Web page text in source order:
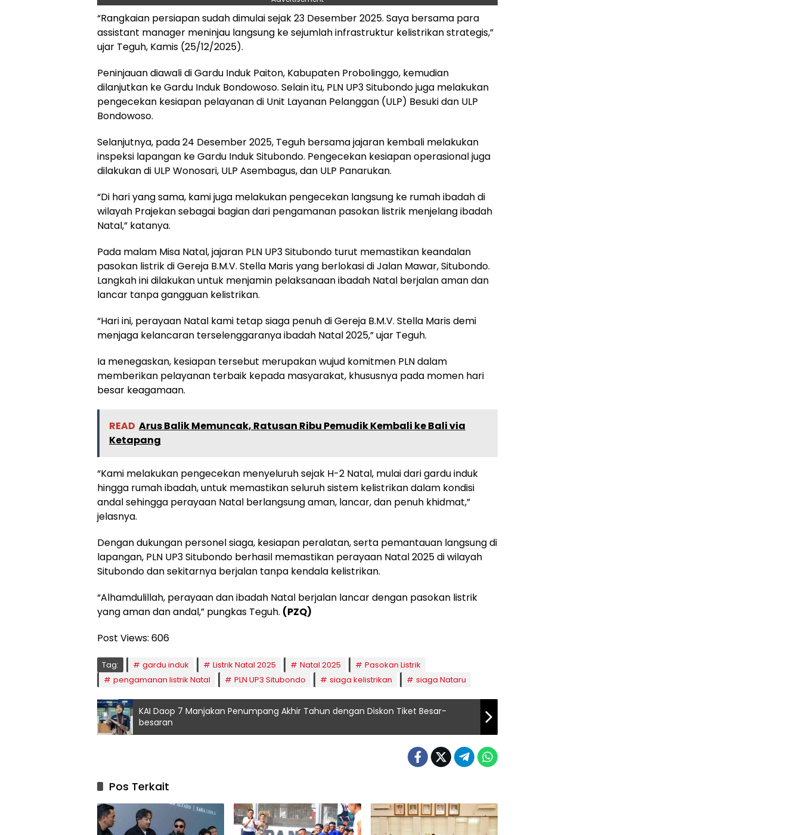
“Rangkaian persiapan sudah dimulai sejak 23 Desember 2025. Saya bersama para
assistant manager meninjau langsung ke sejumlah infrastruktur kelistrikan strategis,”
ujar Teguh, Kamis (25/12/2025).
Peninjauan diawali di Gardu Induk Paiton, Kabupaten Probolinggo, kemudian
dilanjutkan ke Gardu Induk Bondowoso. Selain itu, PLN UP3 Situbondo juga melakukan
pengecekan kesiapan pelayanan di Unit Layanan Pelanggan (ULP) Besuki dan ULP
Bondowoso.
Selanjutnya, pada 24 Desember 2025, Teguh bersama jajaran kembali melakukan
inspeksi lapangan ke Gardu Induk Situbondo. Pengecekan kesiapan operasional juga
dilakukan di ULP Wonosari, ULP Asembagus, dan ULP Panarukan.
“Di hari yang sama, kami juga melakukan pengecekan langsung ke rumah ibadah di
wilayah Prajekan sebagai bagian dari pengamanan pasokan listrik menjelang ibadah
Natal,” katanya.
Pada malam Misa Natal, jajaran PLN UP3 Situbondo turut memastikan keandalan
pasokan listrik di Gereja B.M.V. Stella Maris yang berlokasi di Jalan Mawar, Situbondo.
Langkah ini dilakukan untuk menjamin pelaksanaan ibadah Natal berjalan aman dan
lancar tanpa gangguan kelistrikan.
“Hari ini, perayaan Natal kami tetap siaga penuh di Gereja B.M.V. Stella Maris demi
menjaga kelancaran terselenggaranya ibadah Natal 2025,” ujar Teguh.
Ia menegaskan, kesiapan tersebut merupakan wujud komitmen PLN dalam
memberikan pelayanan terbaik kepada masyarakat, khususnya pada momen hari
besar keagamaan.
READ Arus Balik Memuncak, Ratusan Ribu Pemudik Kembali ke Bali via
Ketapang
“Kami melakukan pengecekan menyeluruh sejak H-2 Natal, mulai dari gardu induk
hingga rumah ibadah, untuk memastikan seluruh sistem kelistrikan dalam kondisi
andal sehingga perayaan Natal berlangsung aman, lancar, dan penuh khidmat,”
jelasnya.
Dengan dukungan personel siaga, kesiapan peralatan, serta pemantauan langsung di
lapangan, PLN UP3 Situbondo berhasil memastikan perayaan Natal 2025 di wilayah
Situbondo dan sekitarnya berjalan tanpa kendala kelistrikan.
“Alhamdulillah, perayaan dan ibadah Natal berjalan lancar dengan pasokan listrik
yang aman dan andal,” pungkas Teguh. (PZQ)
Post Views: 606
Tag: gardu induk Listrik Natal 2025 Natal 2025
Pasokan Listrik
pengamanan listrik Natal
PLN UP3 Situbondo siaga kelistrikan siaga Nataru
KAI Daop 7 Manjakan Penumpang Akhir Tahun dengan Diskon Tiket Besar-
besaran
Pos Terkait